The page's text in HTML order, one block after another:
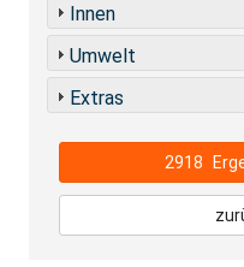
Innen
Umwelt
Extras
2918